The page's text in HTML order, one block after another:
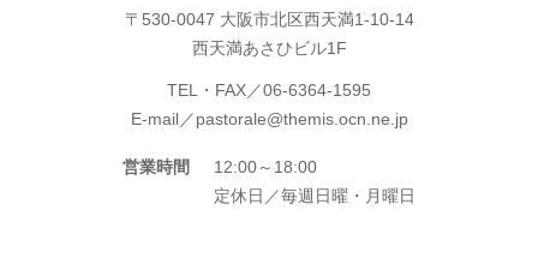
〒530-0047 大阪市北区西天満1-10-14
西天満あさひビル1F
TEL・FAX／06-6364-1595
E-mail／ pastorale@themis.ocn.ne.jp
営業時間
12:00～18:00
定休日／毎週日曜・月曜日